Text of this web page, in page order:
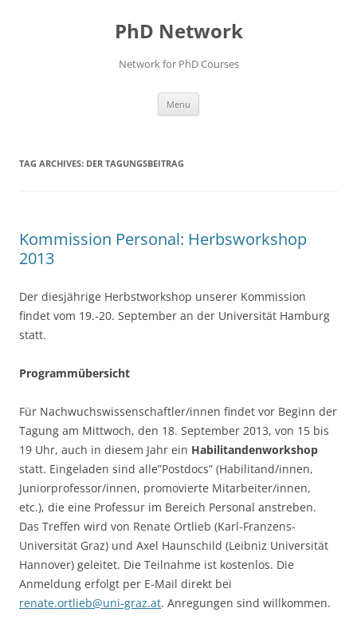
PhD Network
Network for PhD Courses
Menu
TAG ARCHIVES: DER TAGUNGSBEITRAG
Kommission Personal: Herbsworkshop
2013
Der diesjährige Herbstworkshop unserer Kommission
findet vom 19.-20. September an der Universität Hamburg
statt.
Programmübersicht
Für Nachwuchswissenschaftler/innen findet vor Beginn der
Tagung am Mittwoch, den 18. September 2013, von 15 bis
19 Uhr, auch in diesem Jahr ein Habilitandenworkshop
statt. Eingeladen sind alle”Postdocs” (Habilitand/innen,
Juniorprofessor/innen, promovierte Mitarbeiter/innen,
etc.), die eine Professur im Bereich Personal anstreben.
Das Treffen wird von Renate Ortlieb (Karl-Franzens-
Universität Graz) und Axel Haunschild (Leibniz Universität
Hannover) geleitet. Die Teilnahme ist kostenlos. Die
Anmeldung erfolgt per E-Mail direkt bei
renate.ortlieb@uni-graz.at. Anregungen sind willkommen.